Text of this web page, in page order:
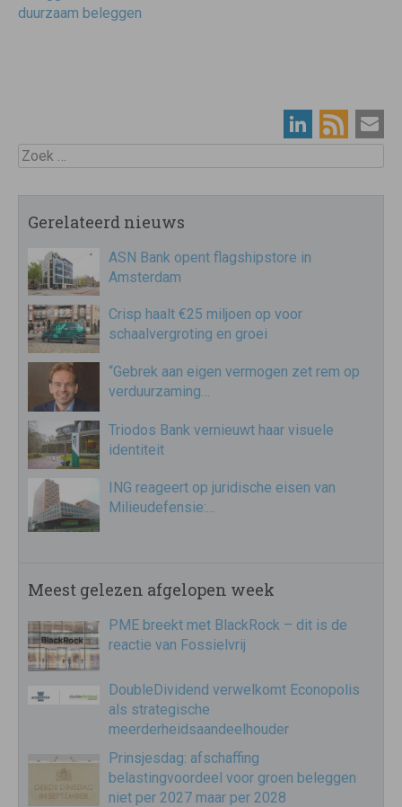
duurzaam beleggen
Zoek
Gerelateerd nieuws
ASN Bank opent flagshipstore in
Amsterdam
Crisp haalt €25 miljoen op voor
schaalvergroting en groei
“Gebrek aan eigen vermogen zet rem op
verduurzaming…
Triodos Bank vernieuwt haar visuele
identiteit
ING reageert op juridische eisen van
Milieudefensie:…
Meest gelezen afgelopen week
PME breekt met BlackRock – dit is de
reactie van Fossielvrij
DoubleDividend verwelkomt Econopolis
als strategische
meerderheidsaandeelhouder
Prinsjesdag: afschaffing
belastingvoordeel voor groen beleggen
niet per 2027 maar per 2028